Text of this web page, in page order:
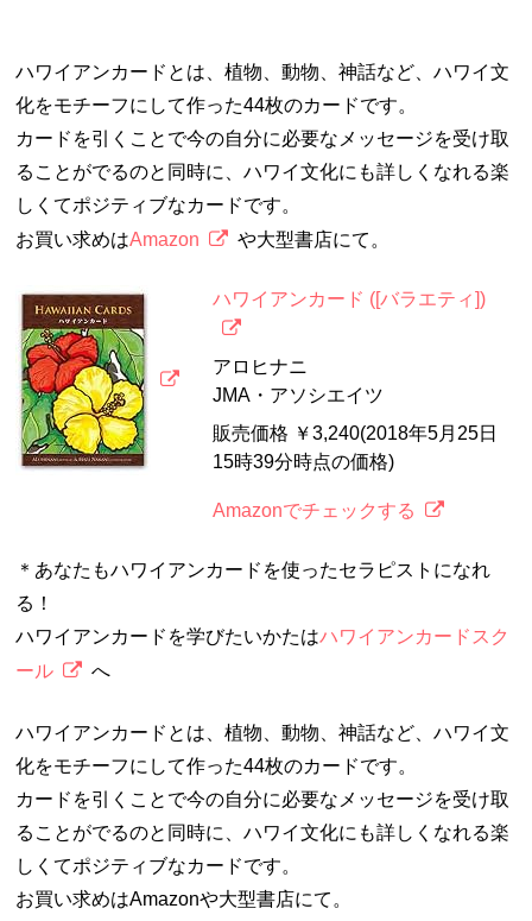
ハワイアンカードとは、植物、動物、神話など、ハワイ文
化をモチーフにして作った44枚のカードです。
カードを引くことで今の自分に必要なメッセージを受け取
ることがでるのと同時に、ハワイ文化にも詳しくなれる楽
しくてポジティブなカードです。
お買い求めはAmazon や大型書店にて。
ハワイアンカード ([バラエティ])
アロヒナニ
JMA・アソシエイツ
販売価格 ￥3,240(2018年5月25日
15時39分時点の価格)
Amazonでチェックする
＊あなたもハワイアンカードを使ったセラピストになれ
る！
ハワイアンカードを学びたいかたはハワイアンカードスク
ール
へ
ハワイアンカードとは、植物、動物、神話など、ハワイ文
化をモチーフにして作った44枚のカードです。
カードを引くことで今の自分に必要なメッセージを受け取
ることがでるのと同時に、ハワイ文化にも詳しくなれる楽
しくてポジティブなカードです。
お買い求めはAmazonや大型書店にて。